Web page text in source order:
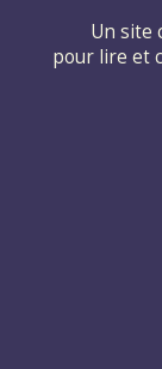
Un site
pour lire et